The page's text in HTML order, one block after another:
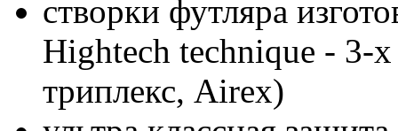
створки футляра
Hightech technique - 3-
триплекс, Airex)